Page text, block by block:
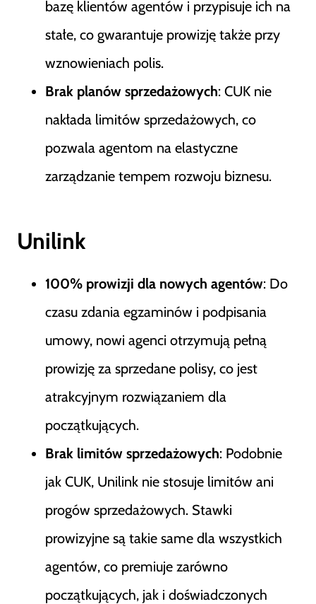
bazę klientów agentów i przypisuje ich na
stałe, co gwarantuje prowizję także przy
wznowieniach polis.
Brak planów sprzedażowych: CUK nie
nakłada limitów sprzedażowych, co
pozwala agentom na elastyczne
zarządzanie tempem rozwoju biznesu.
Unilink
100% prowizji dla nowych agentów: Do
czasu zdania egzaminów i podpisania
umowy, nowi agenci otrzymują pełną
prowizję za sprzedane polisy, co jest
atrakcyjnym rozwiązaniem dla
początkujących.
Brak limitów sprzedażowych: Podobnie
jak CUK, Unilink nie stosuje limitów ani
progów sprzedażowych. Stawki
prowizyjne są takie same dla wszystkich
agentów, co premiuje zarówno
początkujących, jak i doświadczonych